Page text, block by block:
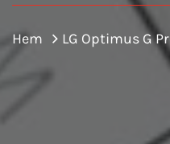
Hem LG Optimus G